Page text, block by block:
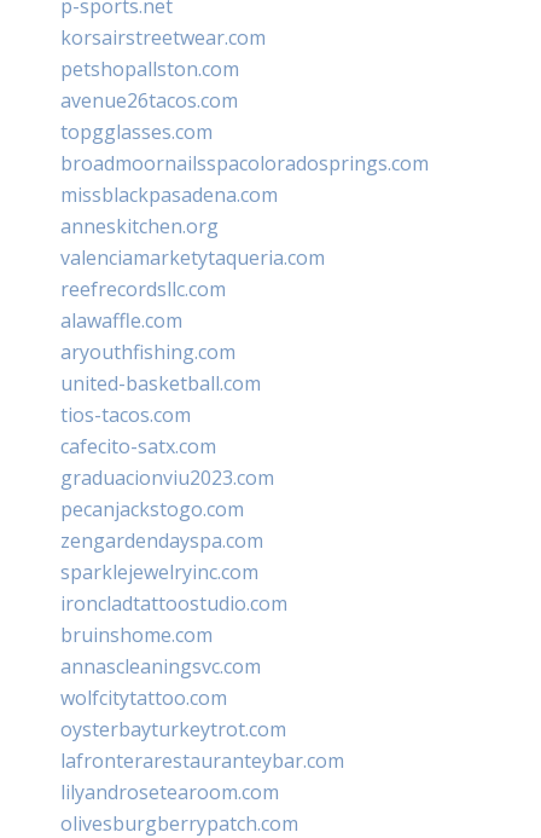
p-sports.net
korsairstreetwear.com
petshopallston.com
avenue26tacos.com
topgglasses.com
broadmoornailsspacoloradosprings.com
missblackpasadena.com
anneskitchen.org
valenciamarketytaqueria.com
reefrecordsllc.com
alawaffle.com
aryouthfishing.com
united-basketball.com
tios-tacos.com
cafecito-satx.com
graduacionviu2023.com
pecanjackstogo.com
zengardendayspa.com
sparklejewelryinc.com
ironcladtattoostudio.com
bruinshome.com
annascleaningsvc.com
wolfcitytattoo.com
oysterbayturkeytrot.com
lafronterarestauranteybar.com
lilyandrosetearoom.com
olivesburgberrypatch.com